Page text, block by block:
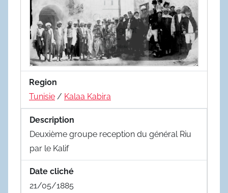
Region
Tunisie / Kalaa Kabira
Description
Deuxième groupe reception du général Riu
par le Kalif
Date cliché
21/05/1885